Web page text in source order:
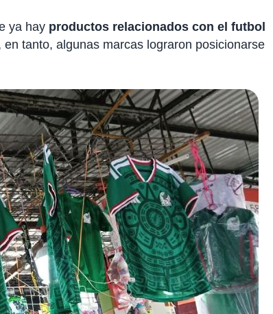
ya hay productos relacionados con el futbol
tanto, algunas marcas lograron posicionarse